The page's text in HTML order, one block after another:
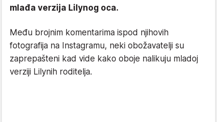
mlađa verzija Lilynog oca.
Među brojnim komentarima ispod njihovih
fotografija na Instagramu, neki obožavatelji su
zaprepašteni kad vide kako oboje nalikuju mladoj
verziji Lilynih roditelja.